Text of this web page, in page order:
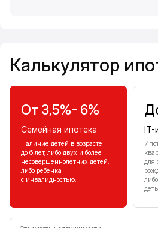
Калькулятор
От 3,5%- 6%
Семейная ипотека
Наличие детей в возрасте
до 6 лет, либо двух и более
несовершеннолетних детей,
либо ребенка
с инвалидностью.
IT-
для